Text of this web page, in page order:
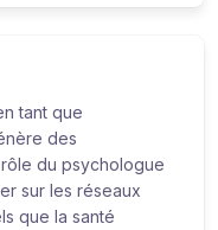
tant que
des
du psychologue
sur les réseaux
que la santé